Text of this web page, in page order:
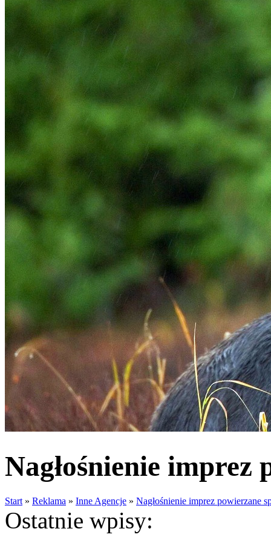
Nagłośnienie imprez
Start » Reklama » Inne Agencje » Nagłośnienie imprez powierzane
Ostatnie wpisy: